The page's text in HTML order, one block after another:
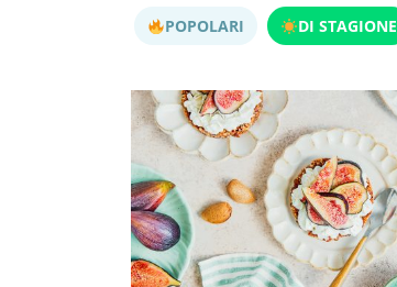
POPOLARI DI STAGIONE